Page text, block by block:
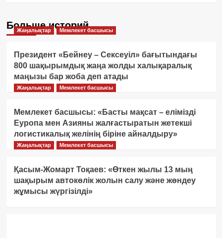
Больше историй
Жаңалықтар Мемлекет басшысы
Президент «Бейнеу – Сексеуіл» бағытындағы
800 шақырымдық жаңа жолды халықаралық
маңызы бар жоба деп атады
Жаңалықтар Мемлекет басшысы
Мемлекет басшысы: «Басты мақсат – елімізді
Еуропа мен Азияны жалғастыратын жетекші
логистикалық желінің біріне айналдыру»
Жаңалықтар Мемлекет басшысы
Қасым-Жомарт Тоқаев: «Өткен жылы 13 мың
шақырым автокөлік жолын салу және жөндеу
жұмысы жүргізілді»